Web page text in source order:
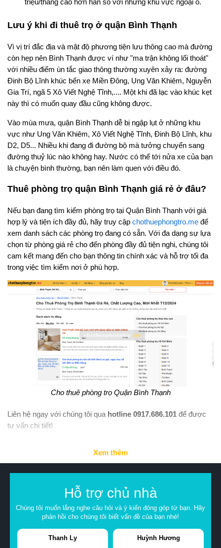
triệu/tháng cao hơn hẳn so với những khu vực ngoại ô.
Lưu ý khi đi thuê trọ ở quận Bình Thạnh
Vì vị trí đắc địa và mật độ phương tiện lưu thông cao mà đường
còn hẹp nên Bình Thạnh được ví như "ma trận không lối thoát"
với nhiều điểm ùn tắc giao thông thường xuyên xảy ra: đường
Đinh Bộ Lĩnh khúc bến xe Miền Đông, Ung Văn Khiêm, Nguyễn
Gia Trí, ngã 5 Xô Viết Nghệ Tĩnh,.... Một khi đã lạc vào khúc kẹt
này thì có muốn quay đầu cũng không được.
Vào mùa mưa, quận Bình Thạnh dễ bị ngập lụt ở những khu
vực như Ung Văn Khiêm, Xô Viết Nghệ Tĩnh, Đinh Bộ Lĩnh, khu
D2, D5... Nhiều khi đang đi đường bộ mà tưởng chuyển sang
đường thuỷ lúc nào không hay. Nước có thể tới nửa xe của bạn
là chuyện bình thường, bạn nên làm quen với điều đó.
Thuê phòng trọ quận Bình Thạnh giá rẻ ở đâu?
Nếu bạn đang tìm kiếm phòng trọ tại Quận Bình Thạnh với giá
hợp lý và tiện ích đầy đủ, hãy truy cập chothuephongtro.me để
xem danh sách các phòng trọ đang có sẵn. Với đa dạng sự lựa
chọn từ phòng giá rẻ cho đến phòng đầy đủ tiện nghi, chúng tôi
cam kết mang đến cho bạn thông tin chính xác và hỗ trợ tối đa
trong việc tìm kiếm nơi ở phù hợp.
Cho thuê phòng trọ Quận Bình Thạnh
Liên hệ ngay với chúng tôi qua hotline 0917.686.101 để được
tư vấn chi tiết!
Xem thêm
Hỗ trợ chủ nhà
Chúng tôi muốn lắng nghe câu hỏi và ý kiến đóng góp từ bạn. Hãy
phản hồi cho chúng tôi biết vấn đề của bạn nhé!
Thanh Ly
Huỳnh Hương